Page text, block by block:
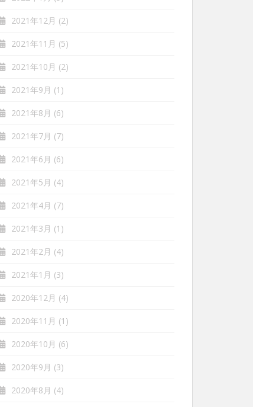
2021年12月 (2)
2021年11月 (5)
2021年10月 (2)
2021年9月 (1)
2021年8月 (6)
2021年7月 (7)
2021年6月 (6)
2021年5月 (4)
2021年4月 (7)
2021年3月 (1)
2021年2月 (4)
2021年1月 (3)
2020年12月 (4)
2020年11月 (1)
2020年10月 (6)
2020年9月 (3)
2020年8月 (4)